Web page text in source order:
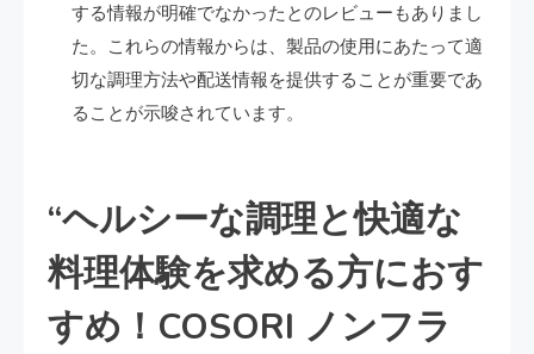
する情報が明確でなかったとのレビューもありまし
た。これらの情報からは、製品の使用にあたって適
切な調理方法や配送情報を提供することが重要であ
ることが示唆されています。
“ヘルシーな調理と快適な
料理体験を求める方におす
すめ！COSORI ノンフラ